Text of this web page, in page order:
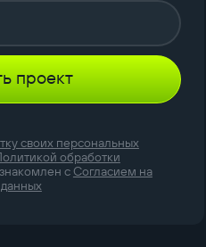
проект
своих персональных
обработки
с Согласием на